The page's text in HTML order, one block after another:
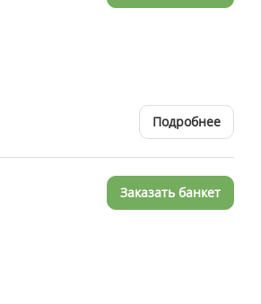
Подробнее
Заказать банкет